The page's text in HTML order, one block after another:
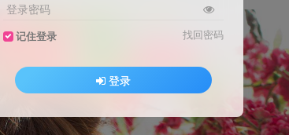
登录密码
记住登录 找回密码
登录